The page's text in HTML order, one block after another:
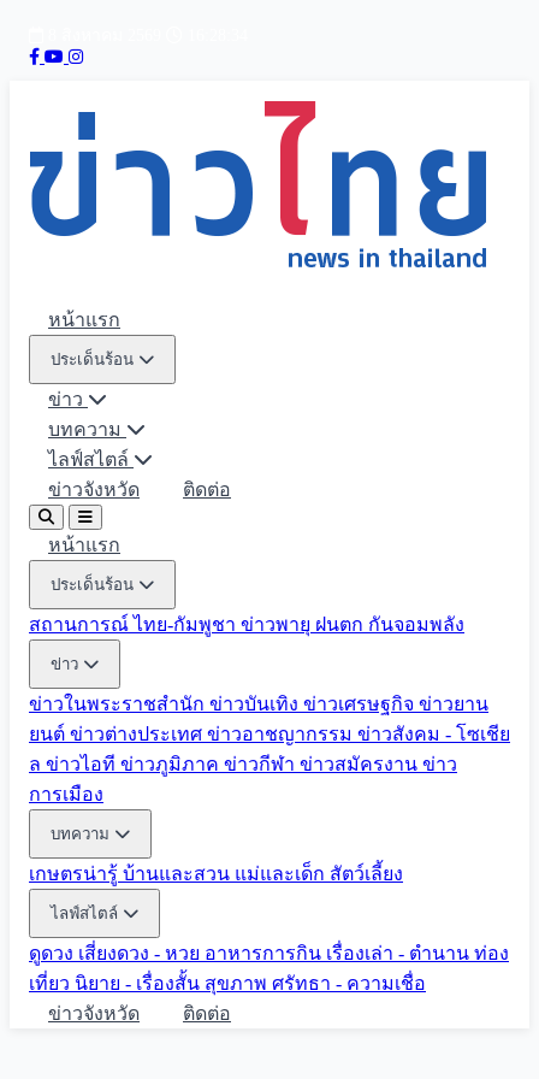
หน้าแรก
ประเด็นร้อน
ข่าว
บทความ
ไลฟ์สไตล์
ข่าวจังหวัด
ติดต่อ
หน้าแรก
ประเด็นร้อน
สถานการณ์ ไทย-กัมพูชา ข่าวพายุ ฝนตก กันจอมพลัง
ข่าว
ข่าวในพระราชสำนัก ข่าวบันเทิง ข่าวเศรษฐกิจ ข่าวยาน
ยนต์ ข่าวต่างประเทศ ข่าวอาชญากรรม ข่าวสังคม - โซเชีย
ล ข่าวไอที ข่าวภูมิภาค ข่าวกีฬา ข่าวสมัครงาน ข่าว
การเมือง
บทความ
เกษตรน่ารู้ บ้านและสวน แม่และเด็ก สัตว์เลี้ยง
ไลฟ์สไตล์
ดูดวง เสี่ยงดวง - หวย อาหารการกิน เรื่องเล่า - ตำนาน ท่อง
เที่ยว นิยาย - เรื่องสั้น สุขภาพ ศรัทธา - ความเชื่อ
ข่าวจังหวัด
ติดต่อ